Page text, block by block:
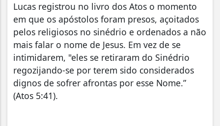
Lucas registrou no livro dos Atos o momento
em que os apóstolos foram presos, açoitados
pelos religiosos no sinédrio e ordenados a não
mais falar o nome de Jesus. Em vez de se
intimidarem, "eles se retiraram do Sinédrio
regozijando-se por terem sido considerados
dignos de sofrer afrontas por esse Nome.”
(Atos 5:41).